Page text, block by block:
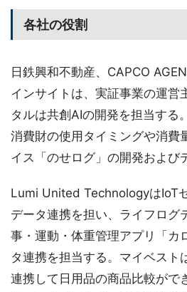
各社の役割
日鉄興和不動産、CAPCO
インサイトは、実証事業の運営
タルは共創AIの開発を担当する
消費財の使用タイミングや消費
イス「のせログ」の開発および
Lumi United TechnologyはIoT
データ連携を担い、ライフログ
事・運動・体重管理アプリ「カ
タ連携を担当する。マイベスト
連携して日用品の商品比較がで